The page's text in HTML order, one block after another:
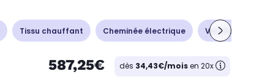
Tissu chauffant Cheminée électrique Ventilation -
587,25€ dès 34,43€/moisen 20x